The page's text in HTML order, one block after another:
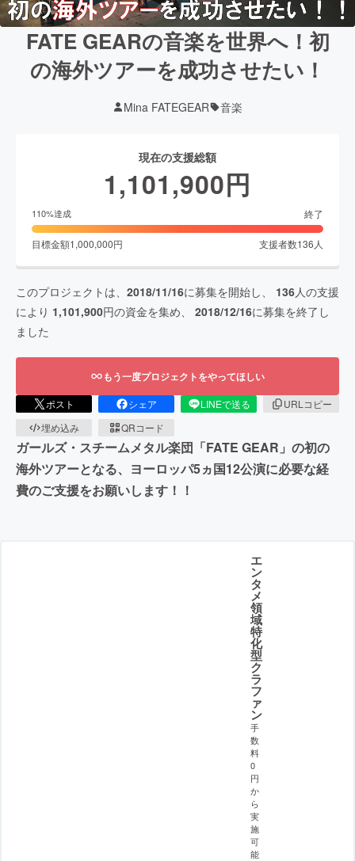
FATE GEARの音楽を世界へ！初
の海外ツアーを成功させたい！
Mina FATEGEAR 音楽
現在の支援総額
1,101,900円
110%達成 終了
目標金額1,000,000円 支援者数136 人
このプロジェクトは、 2018/11/16に募集を開始し、 136人の支援
により 1,101,900円の資金を集め、 2018/12/16に募集を終了し
ました
もう一度プロジェクトをやってほしい
ポスト シェア LINEで送る
URLコピー
埋め込み
QRコード
ガールズ・スチームメタル楽団「FATE GEAR」の初の
海外ツアーとなる、ヨーロッパ5ヵ国12公演に必要な経
費のご支援をお願いします！！
エ
ン
タ
メ
領
域
特
化
型
ク
ラ
フ
ァ
ン
手
数
料
0
円
か
ら
実
施
可
能